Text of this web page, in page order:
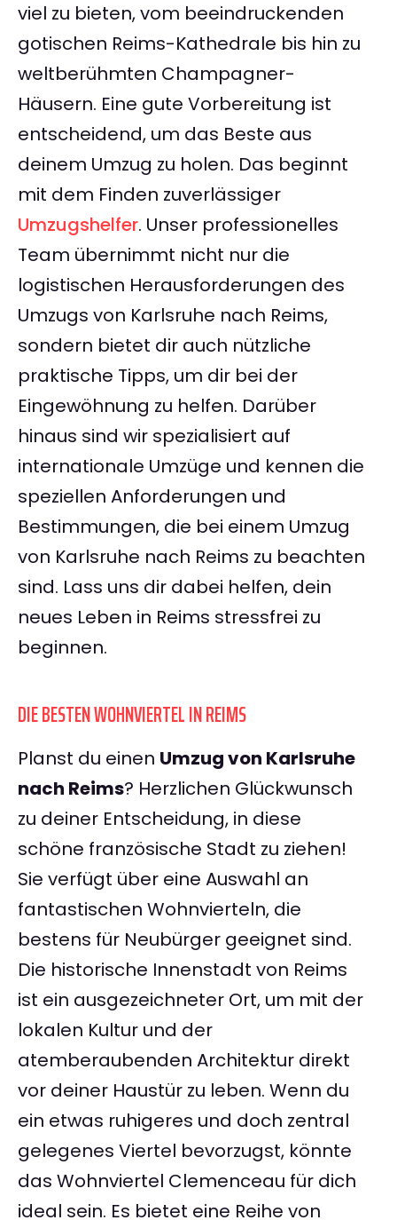
viel zu bieten, vom beeindruckenden
gotischen Reims-Kathedrale bis hin zu
weltberühmten Champagner-
Häusern. Eine gute Vorbereitung ist
entscheidend, um das Beste aus
deinem Umzug zu holen. Das beginnt
mit dem Finden zuverlässiger
Umzugshelfer. Unser professionelles
Team übernimmt nicht nur die
logistischen Herausforderungen des
Umzugs von Karlsruhe nach Reims,
sondern bietet dir auch nützliche
praktische Tipps, um dir bei der
Eingewöhnung zu helfen. Darüber
hinaus sind wir spezialisiert auf
internationale Umzüge und kennen die
speziellen Anforderungen und
Bestimmungen, die bei einem Umzug
von Karlsruhe nach Reims zu beachten
sind. Lass uns dir dabei helfen, dein
neues Leben in Reims stressfrei zu
beginnen.
DIE BESTEN WOHNVIERTEL IN REIMS
Planst du einen Umzug von Karlsruhe
nach Reims? Herzlichen Glückwunsch
zu deiner Entscheidung, in diese
schöne französische Stadt zu ziehen!
Sie verfügt über eine Auswahl an
fantastischen Wohnvierteln, die
bestens für Neubürger geeignet sind.
Die historische Innenstadt von Reims
ist ein ausgezeichneter Ort, um mit der
lokalen Kultur und der
atemberaubenden Architektur direkt
vor deiner Haustür zu leben. Wenn du
ein etwas ruhigeres und doch zentral
gelegenes Viertel bevorzugst, könnte
das Wohnviertel Clemenceau für dich
ideal sein. Es bietet eine Reihe von